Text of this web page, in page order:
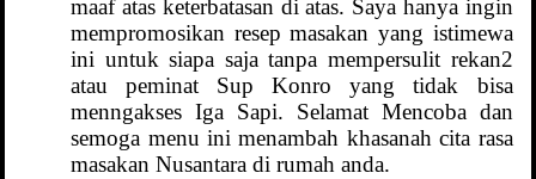
maaf atas keterbatasan di atas. Saya hanya ingin
mempromosikan resep masakan yang istimewa
ini untuk siapa saja tanpa mempersulit rekan2
atau peminat Sup Konro yang tidak bisa
menngakses Iga Sapi. Selamat Mencoba dan
semoga menu ini menambah khasanah cita rasa
masakan Nusantara di rumah anda.